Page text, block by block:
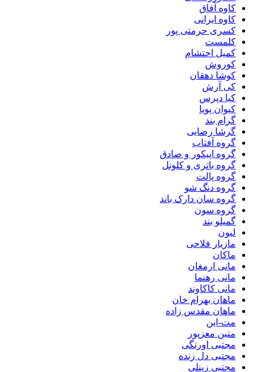
کاوه آفاق
کاوه ایرانی
کسری حرمتی پور
کلمست
کمیل احتشام
کوروش
کوشا دهقان
کی آرش
کیا دپرس
کیوان پویا
گرام بند
گرشا رضایی
گروه آفتاب
گروه اپیکور و صادق
گروه باتری و کلونل
گروه پالت
گروه دنگ شو
گروه سان دارک باند
گروه سون
گمیلو بند
لیون
مازیار فلاحی
ماکان
مانی ارمغان
مانی رهنما
مانی کاکاوند
ماهان بهرام خان
ماهان مقدس زاده
مت-این
متین معزپور
مجتبی اورنگی
مجتبی دل زنده
مجتبی زینلی